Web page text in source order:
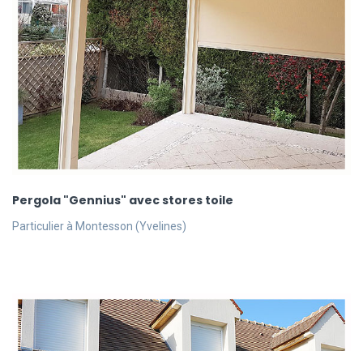
Pergola "Gennius" avec stores toile
Particulier à Montesson (Yvelines)